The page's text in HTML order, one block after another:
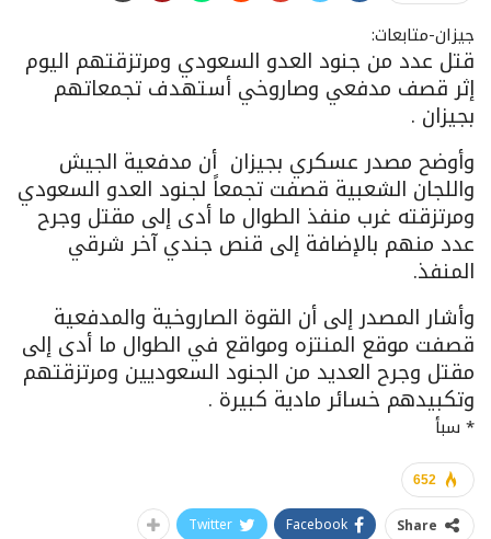
جيزان-متابعات:
قتل عدد من جنود العدو السعودي ومرتزقتهم اليوم
إثر قصف مدفعي وصاروخي أستهدف تجمعاتهم
بجيزان .
وأوضح مصدر عسكري بجيزان أن مدفعية الجيش
واللجان الشعبية قصفت تجمعاً لجنود العدو السعودي
ومرتزقته غرب منفذ الطوال ما أدى إلى مقتل وجرح
عدد منهم بالإضافة إلى قنص جندي آخر شرقي
المنفذ.
وأشار المصدر إلى أن القوة الصاروخية والمدفعية
قصفت موقع المنتزه ومواقع في الطوال ما أدى إلى
مقتل وجرح العديد من الجنود السعوديين ومرتزقتهم
وتكبيدهم خسائر مادية كبيرة .
* سبأ
652
Share
Facebook
Twitter